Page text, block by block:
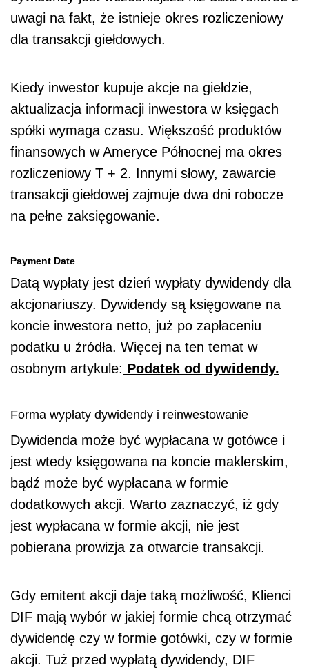
uwagi na fakt, że istnieje okres rozliczeniowy
dla transakcji giełdowych.
Kiedy inwestor kupuje akcje na giełdzie,
aktualizacja informacji inwestora w księgach
spółki wymaga czasu. Większość produktów
finansowych w Ameryce Północnej ma okres
rozliczeniowy T + 2. Innymi słowy, zawarcie
transakcji giełdowej zajmuje dwa dni robocze
na pełne zaksięgowanie.
Payment Date
Datą wypłaty jest dzień wypłaty dywidendy dla
akcjonariuszy. Dywidendy są księgowane na
koncie inwestora netto, już po zapłaceniu
podatku u źródła. Więcej na ten temat w
osobnym artykule: Podatek od dywidendy.
Forma wypłaty dywidendy i reinwestowanie
Dywidenda może być wypłacana w gotówce i
jest wtedy księgowana na koncie maklerskim,
bądź może być wypłacana w formie
dodatkowych akcji. Warto zaznaczyć, iż gdy
jest wypłacana w formie akcji, nie jest
pobierana prowizja za otwarcie transakcji.
Gdy emitent akcji daje taką możliwość, Klienci
DIF mają wybór w jakiej formie chcą otrzymać
dywidendę czy w formie gotówki, czy w formie
akcji. Tuż przed wypłatą dywidendy, DIF